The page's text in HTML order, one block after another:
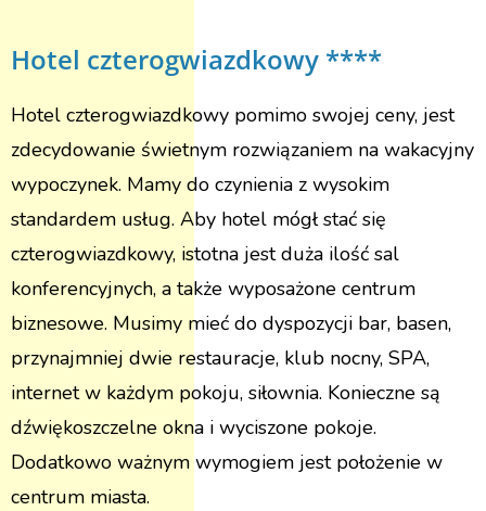
Hotel czterogwiazdkowy ****
Hotel czterogwiazdkowy pomimo swojej ceny, jest
zdecydowanie świetnym rozwiązaniem na wakacyjny
wypoczynek. Mamy do czynienia z wysokim
standardem usług. Aby hotel mógł stać się
czterogwiazdkowy, istotna jest duża ilość sal
konferencyjnych, a także wyposażone centrum
biznesowe. Musimy mieć do dyspozycji bar, basen,
przynajmniej dwie restauracje, klub nocny, SPA,
internet w każdym pokoju, siłownia. Konieczne są
dźwiękoszczelne okna i wyciszone pokoje.
Dodatkowo ważnym wymogiem jest położenie w
centrum miasta.